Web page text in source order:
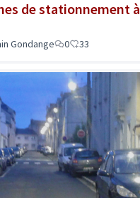
de stationnement à
Gondange 0 33